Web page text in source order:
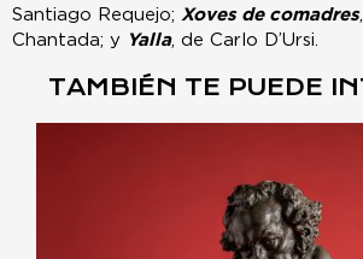
Santiago Requejo; Xoves de comadres
Chantada; y Yalla, de Carlo D’Ursi.
TAMBIÉN TE PUEDE